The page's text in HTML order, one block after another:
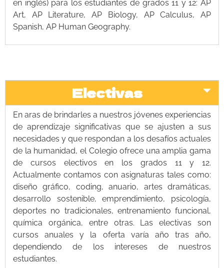
en inglés) para los estudiantes de grados 11 y 12: AP
Art, AP Literature, AP Biology, AP Calculus, AP
Spanish, AP Human Geography.
Electivas
En aras de brindarles a nuestros jóvenes experiencias
de aprendizaje significativas que se ajusten a sus
necesidades y que respondan a los desafíos actuales
de la humanidad, el Colegio ofrece una amplia gama
de cursos electivos en los grados 11 y 12.
Actualmente contamos con asignaturas tales como:
diseño gráfico, coding, anuario, artes dramáticas,
desarrollo sostenible, emprendimiento, psicología,
deportes no tradicionales, entrenamiento funcional,
química orgánica, entre otras. Las electivas son
cursos anuales y la oferta varía año tras año,
dependiendo de los intereses de nuestros
estudiantes.